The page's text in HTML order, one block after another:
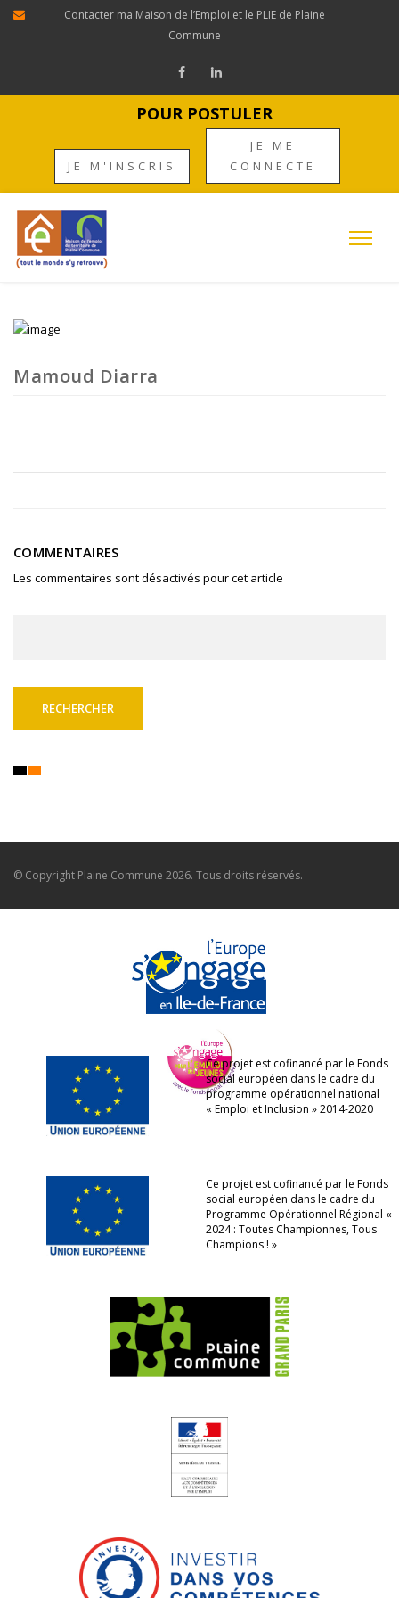
Contacter ma Maison de l’Emploi et le PLIE de Plaine
Commune
POUR POSTULER
JE M'INSCRIS
JE ME
CONNECTE
Mamoud Diarra
COMMENTAIRES
Les commentaires sont désactivés pour cet article
© Copyright Plaine Commune 2026. Tous droits réservés.
Ce projet est cofinancé par le Fonds
social européen dans le cadre du
programme opérationnel national
« Emploi et Inclusion » 2014-2020
Ce projet est cofinancé par le Fonds
social européen dans le cadre du
Programme Opérationnel Régional «
2024 : Toutes Championnes, Tous
Champions ! »